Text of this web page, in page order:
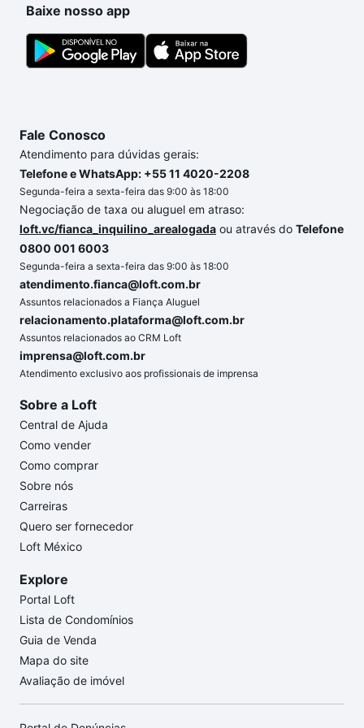
conforto. Loft, com você até as chaves.
Baixe nosso app
Fale Conosco
Atendimento para dúvidas gerais:
Telefone e WhatsApp: +55 11 4020-2208
Segunda-feira a sexta-feira das 9:00 às 18:00
Negociação de taxa ou aluguel em atraso:
loft.vc/fianca_inquilino_arealogada ou através do Telefone
0800 001 6003
Segunda-feira a sexta-feira das 9:00 às 18:00
atendimento.fianca@loft.com.br
Assuntos relacionados a Fiança Aluguel
relacionamento.plataforma@loft.com.br
Assuntos relacionados ao CRM Loft
imprensa@loft.com.br
Atendimento exclusivo aos profissionais de imprensa
Sobre a Loft
Central de Ajuda
Como vender
Como comprar
Sobre nós
Carreiras
Quero ser fornecedor
Loft México
Explore
Portal Loft
Lista de Condomínios
Guia de Venda
Mapa do site
Avaliação de imóvel